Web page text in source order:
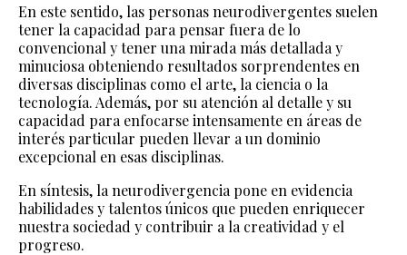
En este sentido, las personas neurodivergentes suelen
tener la capacidad para pensar fuera de lo
convencional y tener una mirada más detallada y
minuciosa obteniendo resultados sorprendentes en
diversas disciplinas como el arte, la ciencia o la
tecnología. Además, por su atención al detalle y su
capacidad para enfocarse intensamente en áreas de
interés particular pueden llevar a un dominio
excepcional en esas disciplinas.
En síntesis, la neurodivergencia pone en evidencia
habilidades y talentos únicos que pueden enriquecer
nuestra sociedad y contribuir a la creatividad y el
progreso.